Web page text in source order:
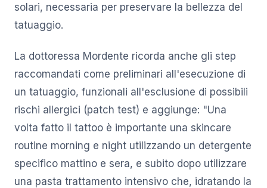
solari, necessaria per preservare la bellezza del
tatuaggio.
La dottoressa Mordente ricorda anche gli step
raccomandati come preliminari all'esecuzione di
un tatuaggio, funzionali all'esclusione di possibili
rischi allergici (patch test) e aggiunge: "Una
volta fatto il tattoo è importante una skincare
routine morning e night utilizzando un detergente
specifico mattino e sera, e subito dopo utilizzare
una pasta trattamento intensivo che, idratando la